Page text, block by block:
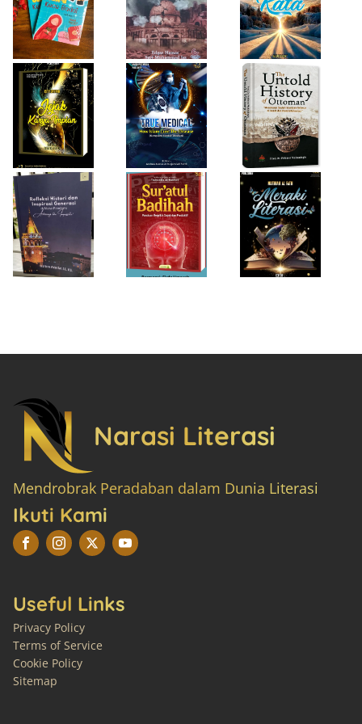
Jejak Karya Impian
Bukan Sekadar
Buku Medis
History of
Ottoman
Desi Wulan Sari
Refleksi Histori
dan Inspirasi
Generasi di Masa
Pandemi
“Achieving the
Impossible”
Firda Umayah
Sur'atul Badihah,
Panduan Berpikir
Cepat dan
Produktif
Sartinah
Rempaka
Literasiku
Narasi Literasi
Mendrobrak Peradaban dalam Dunia Literasi
Ikuti Kami
Useful Links
Privacy Policy
Terms of Service
Cookie Policy
Sitemap